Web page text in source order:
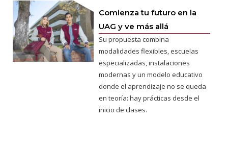
Comienza tu futuro en la
UAG y ve más allá
Su propuesta combina
modalidades flexibles, escuelas
especializadas, instalaciones
modernas y un modelo educativo
donde el aprendizaje no se queda
en teoría: hay prácticas desde el
inicio de clases.